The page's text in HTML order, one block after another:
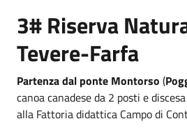
3# Riserva
Tevere-Farfa
Partenza dal ponte Montorso (
canoa canadese da 2 posti e
alla Fattoria didattica Campo di